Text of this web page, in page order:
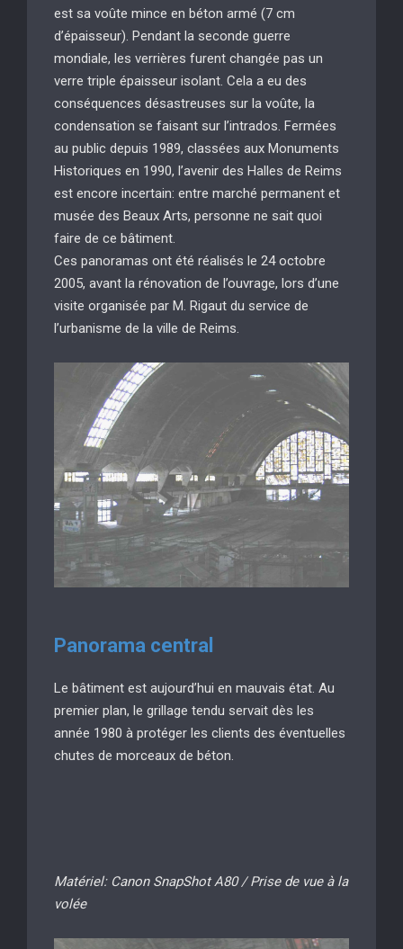
est sa voûte mince en béton armé (7 cm
d’épaisseur). Pendant la seconde guerre
mondiale, les verrières furent changée pas un
verre triple épaisseur isolant. Cela a eu des
conséquences désastreuses sur la voûte, la
condensation se faisant sur l’intrados. Fermées
au public depuis 1989, classées aux Monuments
Historiques en 1990, l’avenir des Halles de Reims
est encore incertain: entre marché permanent et
musée des Beaux Arts, personne ne sait quoi
faire de ce bâtiment.
Ces panoramas ont été réalisés le 24 octobre
2005, avant la rénovation de l’ouvrage, lors d’une
visite organisée par M. Rigaut du service de
l’urbanisme de la ville de Reims.
Panorama central
Le bâtiment est aujourd’hui en mauvais état. Au
premier plan, le grillage tendu servait dès les
année 1980 à protéger les clients des éventuelles
chutes de morceaux de béton.
Matériel: Canon SnapShot A80 / Prise de vue à la
volée